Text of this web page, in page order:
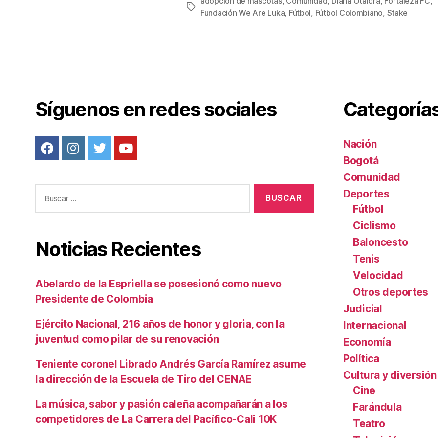
e
o
er
e
p
EtiquetasFundación We Are Luka, Fútbol, Fútbol Colombiano, Stake
Síguenos en redes sociales
Noticias Recientes
Abelardo de la Espriella se posesionó como nuevo
Presidente de Colombia
Ejército Nacional, 216 años de honor y gloria, con la
juventud como pilar de su renovación
Teniente coronel Librado Andrés García Ramírez asume
la dirección de la Escuela de Tiro del CENAE
La música, sabor y pasión caleña acompañarán a los
competidores de La Carrera del Pacífico-Cali 10K
Nación
Bogotá
Comunidad
Deportes
Fútbol
Ciclismo
Baloncesto
Tenis
Velocidad
Otros deportes
Judicial
Internacional
Economía
Política
Cultura y diversión
Cine
Farándula
Teatro